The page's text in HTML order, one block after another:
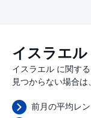
イスラエ
イスラエル に関す
見つからない場合は
前月の平均レ